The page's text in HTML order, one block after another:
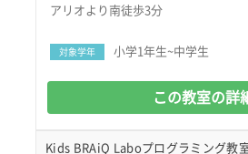
アリオより南徒歩3分
対象学年 小学1年生~中学生
この教室の詳
Kids BRAiQ Laboプログラミング教